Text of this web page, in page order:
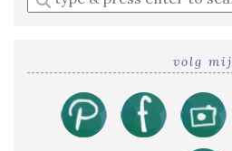
a
volg mij